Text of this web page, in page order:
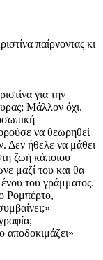
παίρνοντας κι
για την
Μάλλον όχι.
να θεωρηθεί
Δεν ήθελε να μάθει
ζωή κάποιου
μαζί του και θα
του γράμματος.
Ρομπέρτο,
αποδοκιμάζει»